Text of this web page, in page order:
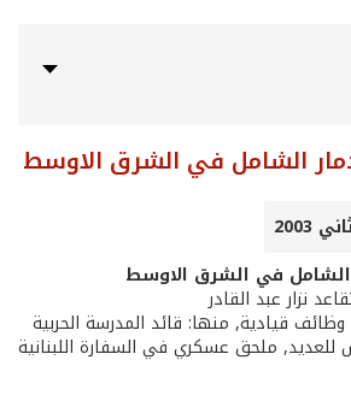
الشامل في الشرق الاوسط
الشامل في الشرق الاوسط
نزار عبد القادر
قيادية, منها: قائد المدرسة الحربية
للعديد, ملحق عسكري في السفارة اللبنانية